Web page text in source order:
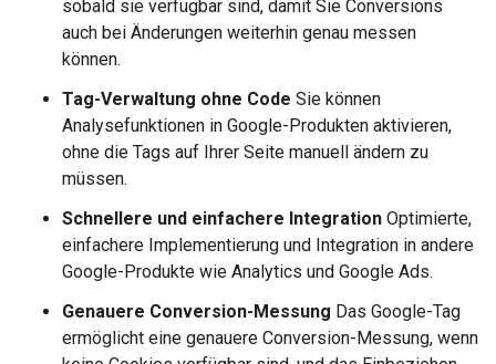
sobald sie verfügbar sind, damit Sie Conversions
auch bei Änderungen weiterhin genau messen
können.
Tag-Verwaltung ohne Code Sie können
Analysefunktionen in Google-Produkten aktivieren,
ohne die Tags auf Ihrer Seite manuell ändern zu
müssen.
Schnellere und einfachere Integration Optimierte,
einfachere Implementierung und Integration in andere
Google-Produkte wie Analytics und Google Ads.
Genauere Conversion-Messung Das Google-Tag
ermöglicht eine genauere Conversion-Messung, wenn